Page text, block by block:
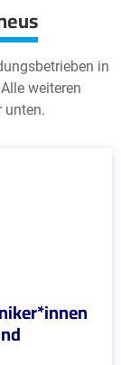
in
weiteren
unten.